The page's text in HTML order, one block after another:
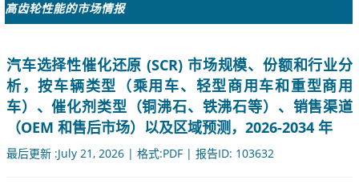
高齿轮性能的市场情报
汽车选择性催化还原 (SCR) 市场规模、份额和行业分
析，按车辆类型（乘用车、轻型商用车和重型商用
车）、催化剂类型（铜沸石、铁沸石等）、销售渠道
（OEM 和售后市场）以及区域预测，2026-2034 年
最后更新 :July 21, 2026 | 格式:PDF | 报告ID: 103632